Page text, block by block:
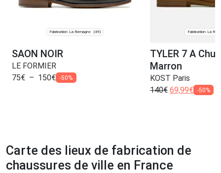
Fabrication: La Romagne (49)
SAON NOIR
LE FORMIER
75€ – 150€ -50%
Fabrication: La
TYLER 7 A
Marron
KOST Paris
140€ 69,99€ -50%
Carte des lieux de fabrication de
chaussures de ville en France